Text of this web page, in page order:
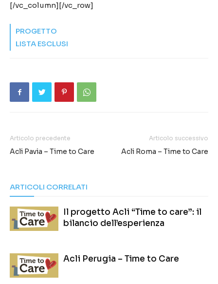
[/vc_column][/vc_row]
PROGETTO
LISTA ESCLUSI
Articolo precedente
Acli Pavia – Time to Care
Articolo successivo
Acli Roma – Time to Care
ARTICOLI CORRELATI
Il progetto Acli “Time to care”: il
bilancio dell’esperienza
Acli Perugia – Time to Care